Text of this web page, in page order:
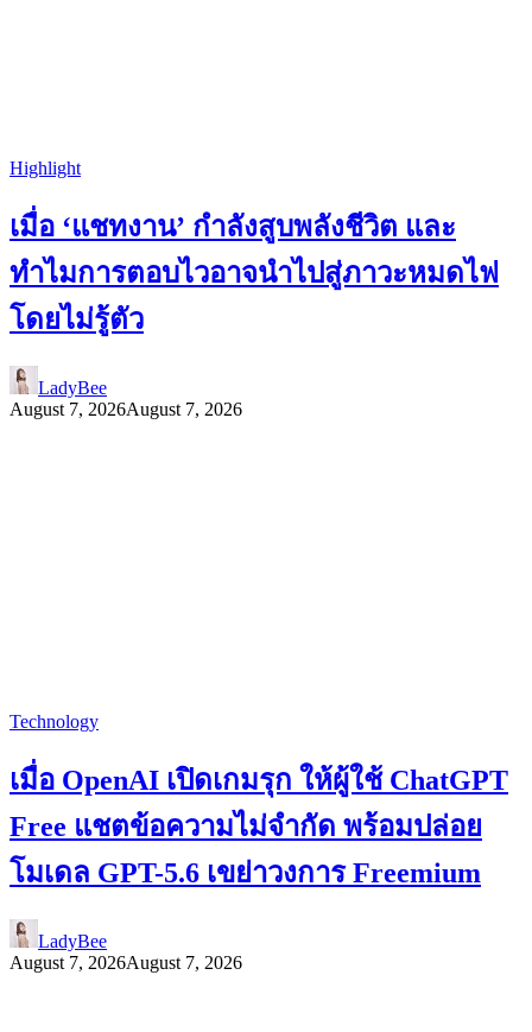
Highlight
เมื่อ ‘แชทงาน’ กำลังสูบพลังชีวิต และ
ทำไมการตอบไวอาจนำไปสู่ภาวะหมดไฟ
โดยไม่รู้ตัว
LadyBee
August 7, 2026August 7, 2026
Technology
เมื่อ OpenAI เปิดเกมรุก ให้ผู้ใช้ ChatGPT
Free แชตข้อความไม่จำกัด พร้อมปล่อย
โมเดล GPT-5.6 เขย่าวงการ Freemium
LadyBee
August 7, 2026August 7, 2026